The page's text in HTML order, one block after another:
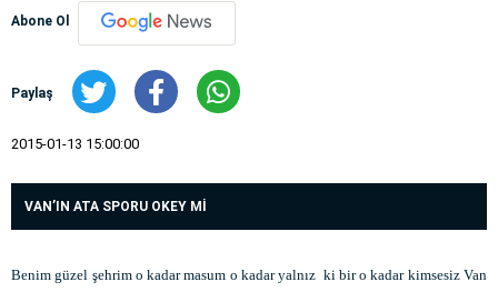
Abone Ol
Paylaş
2015-01-13 15:00:00
VAN’IN ATA SPORU OKEY Mİ
Benim güzel şehrim o kadar masum o kadar yalnız ki bir o kadar kimsesiz Van